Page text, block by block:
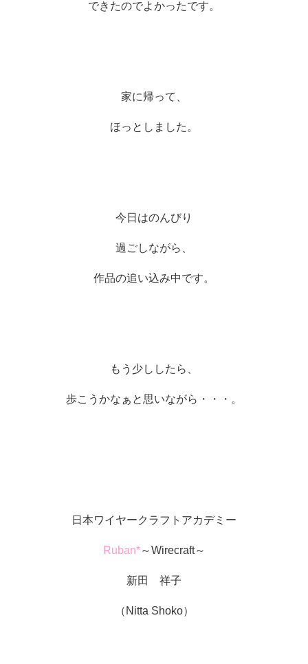
できたのでよかったです。
家に帰って、
ほっとしました。
今日はのんびり
過ごしながら、
作品の追い込み中です。
もう少ししたら、
歩こうかなぁと思いながら・・・。
日本ワイヤークラフトアカデミー
Ruban*～Wirecraft～
新田 祥子
（Nitta Shoko）